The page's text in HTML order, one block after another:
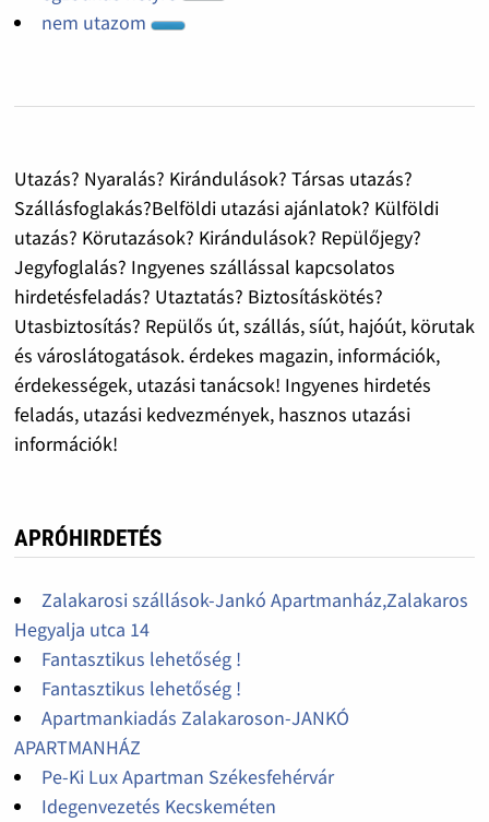
nem utazom
Utazás? Nyaralás? Kirándulások? Társas utazás?
Szállásfoglakás?Belföldi utazási ajánlatok? Külföldi
utazás? Körutazások? Kirándulások? Repülőjegy?
Jegyfoglalás? Ingyenes szállással kapcsolatos
hirdetésfeladás? Utaztatás? Biztosításkötés?
Utasbiztosítás? Repülős út, szállás, síút, hajóút, körutak
és városlátogatások. érdekes magazin, információk,
érdekességek, utazási tanácsok! Ingyenes hirdetés
feladás, utazási kedvezmények, hasznos utazási
információk!
APRÓHIRDETÉS
Zalakarosi szállások-Jankó Apartmanház,Zalakaros
Hegyalja utca 14
Fantasztikus lehetőség !
Fantasztikus lehetőség !
Apartmankiadás Zalakaroson-JANKÓ
APARTMANHÁZ
Pe-Ki Lux Apartman Székesfehérvár
Idegenvezetés Kecskeméten